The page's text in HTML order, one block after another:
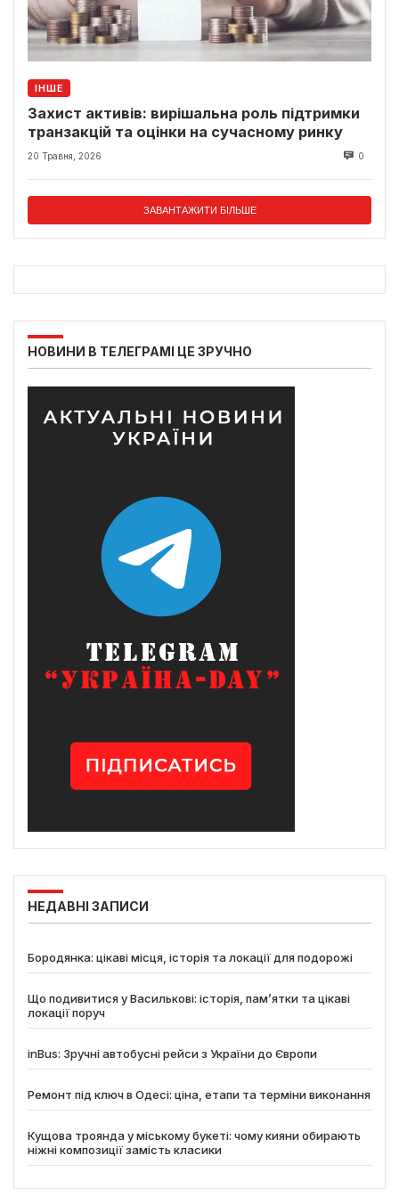
ІНШЕ
Захист активів: вирішальна роль підтримки
транзакцій та оцінки на сучасному ринку
20 Травня, 2026 0
ЗАВАНТАЖИТИ БІЛЬШЕ
НОВИНИ В ТЕЛЕГРАМІ ЦЕ ЗРУЧНО
НЕДАВНІ ЗАПИСИ
Бородянка: цікаві місця, історія та локації для подорожі
Що подивитися у Василькові: історія, пам’ятки та цікаві
локації поруч
inBus: Зручні автобусні рейси з України до Європи
Ремонт під ключ в Одесі: ціна, етапи та терміни виконання
Кущова троянда у міському букеті: чому кияни обирають
ніжні композиції замість класики